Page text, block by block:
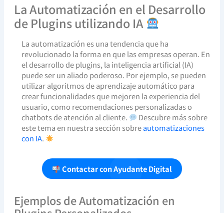
La Automatización en el Desarrollo
de Plugins utilizando IA
La automatización es una tendencia que ha
revolucionado la forma en que las empresas operan. En
el desarrollo de plugins, la inteligencia artificial (IA)
puede ser un aliado poderoso. Por ejemplo, se pueden
utilizar algoritmos de aprendizaje automático para
crear funcionalidades que mejoren la experiencia del
usuario, como recomendaciones personalizadas o
chatbots de atención al cliente.
Descubre más sobre
este tema en nuestra sección sobreautomatizaciones
con IA.
Contactar con Ayudante Digital
Ejemplos de Automatización en